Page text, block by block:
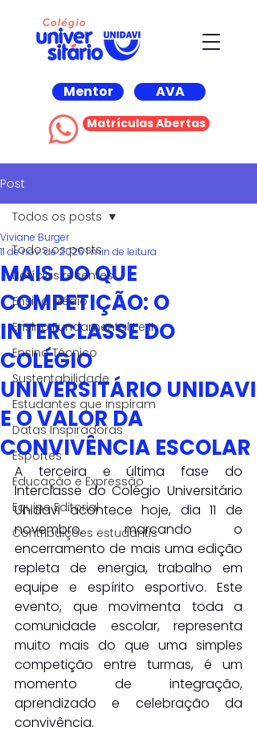
Mentor AVA
Matrículas Abertas
Post
Todos os posts
Notícias recentes
Ensino Médio
Ensino Fundamental I e II
Ensino Técnico
Sustentabilidade
Estudantes que inspiram
Datas Inspiradoras
Esportes
Educação e Expressão
Equipe Editorial
Contribuições estudantis
Todos os posts
MAIS DO QUE
COMPETIÇÃO: O
INTERCLASSE DO
COLÉGIO
UNIVERSITÁRIO UNIDAVI
E O VALOR DA
CONVIVÊNCIA ESCOLAR
Viviane Burger
11 de nov. de 20251 min de leitura
A terceira e última fase do
Interclasse do Colégio Universitário
Unidavi acontece hoje, dia 11 de
novembro, marcando o
encerramento de mais uma edição
repleta de energia, trabalho em
equipe e espírito esportivo. Este
evento, que movimenta toda a
comunidade escolar, representa
muito mais do que uma simples
competição entre turmas, é um
momento de integração,
aprendizado e celebração da
convivência.